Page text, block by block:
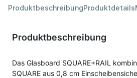
ProduktbeschreibungProduktdetails
Produktbeschreibung
Das Glasboard SQUARE+RAIL
SQUARE aus 0,8 cm